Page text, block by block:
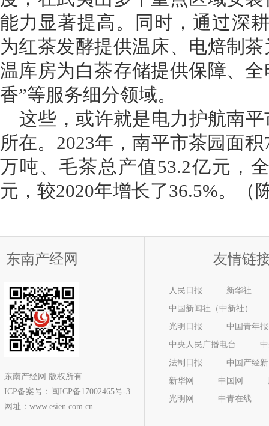
能力显著提高。同时，通过深
为红茶发酵提供温床、电焙制
温库房为白茶存储提供保障、
香”等服务细分领域。
这些，或许就是电力护航南
所在。2023年，南平市茶园面
万吨、毛茶总产值53.2亿元，
元，较2020年增长了36.5%。（
东南产经网
东南产经网 版权所有
ICP备案号： 闽ICP备17002465号-3
网址：www.esien.com.cn
友情链
人民日报
新华社
中国新闻社（中新社）
光明日报
中国青年报
中央人民广播电台
法制日报
中国产经
新华网
中国网
光明网
中青在线